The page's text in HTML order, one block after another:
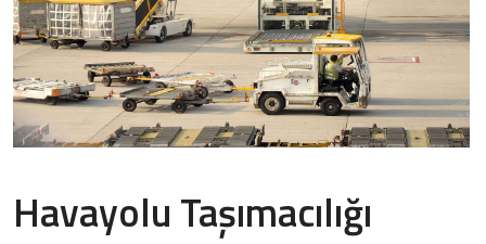
Havayolu Taşımacılığı